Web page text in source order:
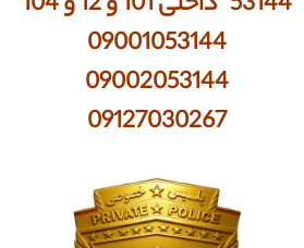
09001053144
09002053144
09127030267